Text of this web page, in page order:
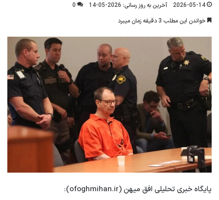
2026-05-14 آخرین به روز رسانی: 2026-05-14
0
خواندن این مطلب 3 دقیقه زمان میبرد
پایگاه خبری تحلیلی افق میهن (ofoghmihan.ir):